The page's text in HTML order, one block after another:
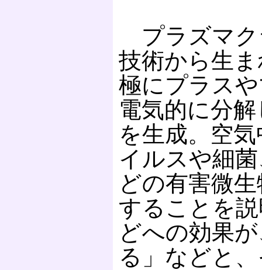
プラズマク
技術から生
極にプラス
電気的に分
を生成。空
イルスや細
どの有害微
することを
どへの効果
る」などと